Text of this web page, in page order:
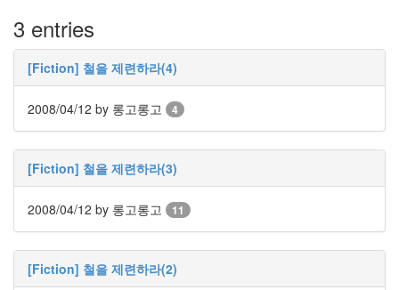
3 entries
[Fiction] 철을 제련하라(4)
2008/04/12 by 롱고롱고 4
[Fiction] 철을 제련하라(3)
2008/04/12 by 롱고롱고 11
[Fiction] 철을 제련하라(2)